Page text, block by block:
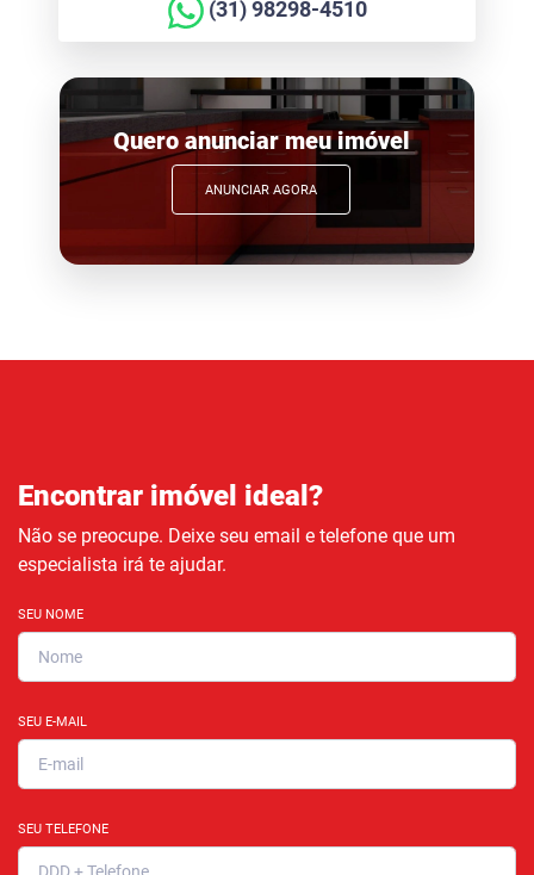
(31) 98298-4510
Quero anunciar meu imóvel
ANUNCIAR AGORA
Encontrar imóvel ideal?
Não se preocupe. Deixe seu email e telefone que um
especialista irá te ajudar.
SEU NOME
SEU E-MAIL
SEU TELEFONE